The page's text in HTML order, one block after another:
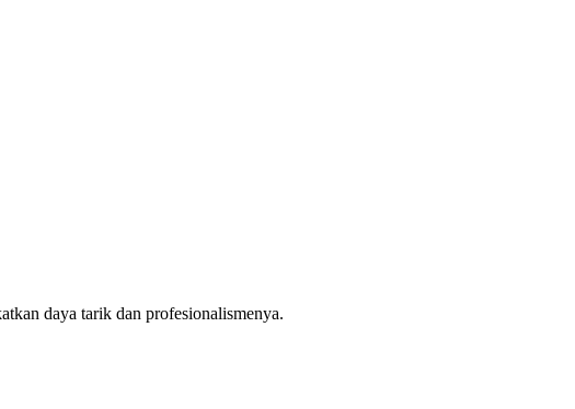
daya tarik dan profesionalismenya.